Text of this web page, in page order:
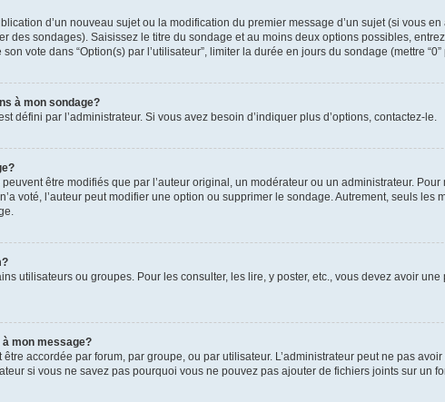
d’un nouveau sujet ou la modification du premier message d’un sujet (si vous
des sondages). Saisissez le titre du sondage et au moins deux options possibles,
vote dans “Option(s) par l’utilisateur”, limiter la durée en jours du sondage (mettre
à mon sondage?
défini par l’administrateur. Si vous avez besoin d’indiquer plus d’options, contactez-le.
être modifiés que par l’auteur original, un modérateur ou un administrateur.
voté, l’auteur peut modifier une option ou supprimer le sondage. Autrement, seuls
utilisateurs ou groupes. Pour les consulter, les lire, y poster, etc., vous devez avoir
mon message?
accordée par forum, par groupe, ou par utilisateur. L’administrateur peut ne pas
si vous ne savez pas pourquoi vous ne pouvez pas ajouter de fichiers joints sur un